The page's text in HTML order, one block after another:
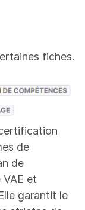
fiches.
de
de
et
garantit le